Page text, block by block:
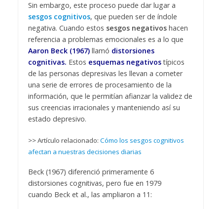
Sin embargo, este proceso puede dar lugar a
sesgos cognitivos, que pueden ser de índole
negativa. Cuando estos sesgos negativoshacen
referencia a problemas emocionales es a lo que
Aaron Beck (1967)llamó distorsiones
cognitivas. Estos esquemas negativos típicos
de las personas depresivas les llevan a cometer
una serie de errores de procesamiento de la
información, que le permitían afianzar la validez de
sus creencias irracionales y manteniendo así su
estado depresivo.
>> Artículo relacionado: Cómo los sesgos cognitivos
afectan a nuestras decisiones diarias
Beck (1967) diferenció primeramente 6
distorsiones cognitivas, pero fue en 1979
cuando Beck et al., las ampliaron a 11: